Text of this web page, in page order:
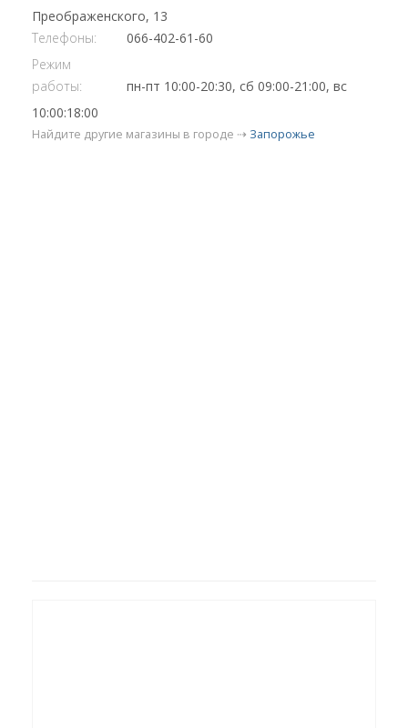
Преображенского, 13
Телефоны:
066-402-61-60
Режим
работы:
пн-пт 10:00-20:30, cб 09:00-21:00, вс
10:00:18:00
Найдите другие магазины в городе ⇢ Запорожье